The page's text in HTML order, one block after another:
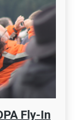
Fly-In